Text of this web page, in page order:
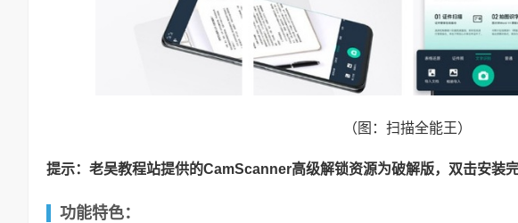
（图：扫描全能王）
提示：老吴教程站提供的CamScanner高级解锁资源为破解版，双击安装完
功能特色：